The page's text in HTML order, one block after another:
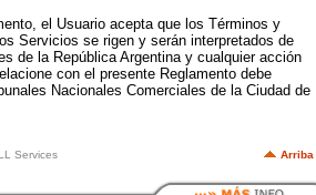
el Usuario acepta que los Términos y
Servicios se rigen y serán interpretados de
de la República Argentina y cualquier acción
con el presente Reglamento debe
Nacionales Comerciales de la Ciudad de
Services Arriba